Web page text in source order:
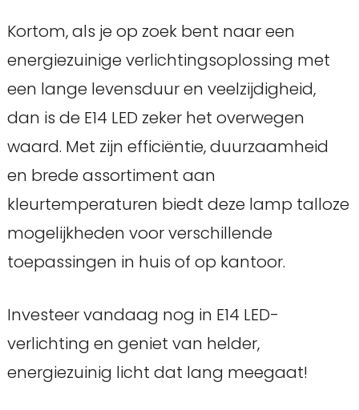
Kortom, als je op zoek bent naar een
energiezuinige verlichtingsoplossing met
een lange levensduur en veelzijdigheid,
dan is de E14 LED zeker het overwegen
waard. Met zijn efficiëntie, duurzaamheid
en brede assortiment aan
kleurtemperaturen biedt deze lamp talloze
mogelijkheden voor verschillende
toepassingen in huis of op kantoor.
Investeer vandaag nog in E14 LED-
verlichting en geniet van helder,
energiezuinig licht dat lang meegaat!